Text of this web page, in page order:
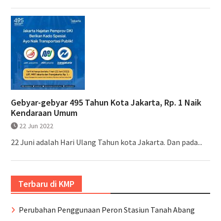
Gebyar-gebyar 495 Tahun Kota Jakarta, Rp. 1 Naik
Kendaraan Umum
22 Jun 2022
22 Juni adalah Hari Ulang Tahun kota Jakarta. Dan pada...
Terbaru di KMP
Perubahan Penggunaan Peron Stasiun Tanah Abang